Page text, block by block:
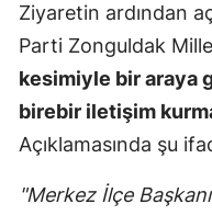
Ziyaretin ardından
Parti Zonguldak
kesimiyle bir araya
birebir iletişim
Açıklamasında şu
"Merkez İlçe